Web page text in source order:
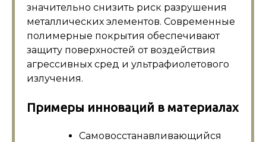
значительно снизить риск разрушения
металлических элементов. Современные
полимерные покрытия обеспечивают
защиту поверхностей от воздействия
агрессивных сред и ультрафиолетового
излучения.
Примеры инноваций в материалах
Самовосстанавливающийся